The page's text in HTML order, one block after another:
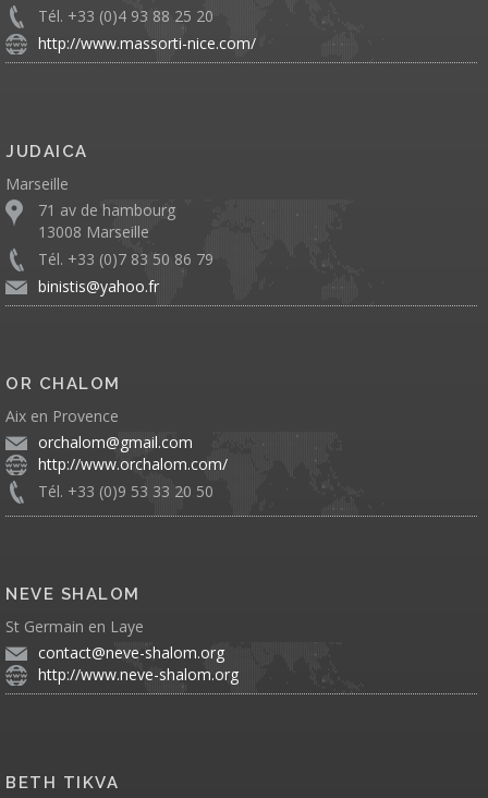
Tél. +33 (0)4 93 88 25 20
http://www.massorti-nice.com/
JUDAICA
Marseille
71 av de hambourg
13008 Marseille
Tél. +33 (0)7 83 50 86 79
binistis@yahoo.fr
OR CHALOM
Aix en Provence
orchalom@gmail.com
http://www.orchalom.com/
Tél. +33 (0)9 53 33 20 50
NEVE SHALOM
St Germain en Laye
contact@neve-shalom.org
http://www.neve-shalom.org
BETH TIKVA